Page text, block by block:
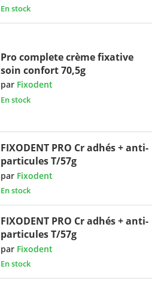
En stock
Pro complete crème fixative
soin confort 70,5g
par Fixodent
En stock
FIXODENT PRO Cr adhés + anti-
particules T/57g
par Fixodent
En stock
FIXODENT PRO Cr adhés + anti-
particules T/57g
par Fixodent
En stock